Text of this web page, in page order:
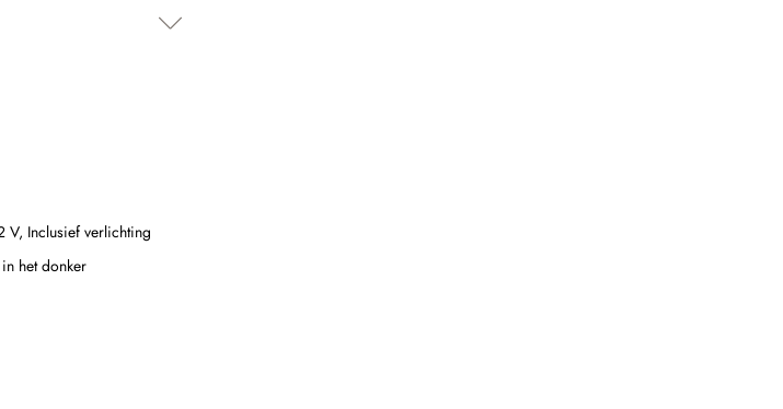
V, Inclusief verlichting
het donker